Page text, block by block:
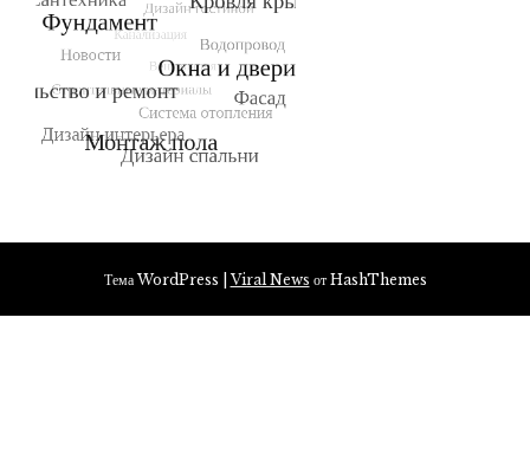
Тема WordPress |Viral News от HashThemes